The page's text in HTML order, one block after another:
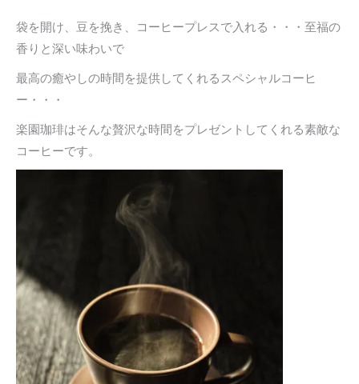
袋を開け、豆を挽き、コーヒープレスで入れる・・・至福の
香りと深い味わいで
最高の癒やしの時間を提供してくれるスペシャルコーヒ
ー・・・
楽園珈琲はそんな贅沢な時間をプレゼントしてくれる素敵な
コーヒーです。